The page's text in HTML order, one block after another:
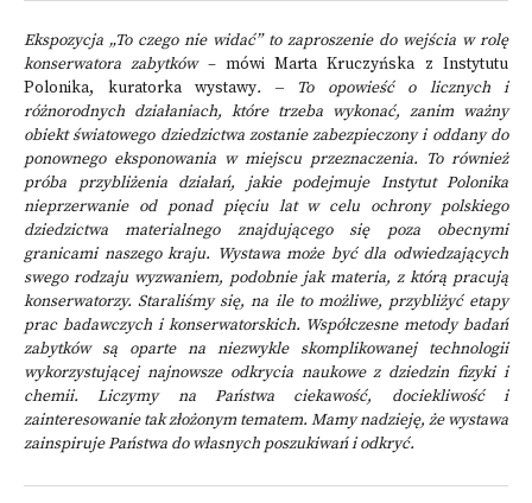
Ekspozycja „To czego nie widać” to zaproszenie do wejścia w rolę
konserwatora zabytków– mówi Marta Kruczyńska z Instytutu
Polonika, kuratorka wystawy. ‒To opowieść o licznych i
różnorodnych działaniach, które trzeba wykonać, zanim ważny
obiekt światowego dziedzictwa zostanie zabezpieczony i oddany do
ponownego eksponowania w miejscu przeznaczenia. To również
próba przybliżenia działań, jakie podejmuje Instytut Polonika
nieprzerwanie od ponad pięciu lat w celu ochrony polskiego
dziedzictwa materialnego znajdującego się poza obecnymi
granicami naszego kraju. Wystawa może być dla odwiedzających
swego rodzaju wyzwaniem, podobnie jak materia, z którą pracują
konserwatorzy. Staraliśmy się, na ile to możliwe, przybliżyć etapy
prac badawczych i konserwatorskich. Współczesne metody badań
zabytków są oparte na niezwykle skomplikowanej technologii
wykorzystującej najnowsze odkrycia naukowe z dziedzin fizyki i
chemii. Liczymy na Państwa ciekawość, dociekliwość i
zainteresowanie tak złożonym tematem. Mamy nadzieję, że wystawa
zainspiruje Państwa do własnych poszukiwań i odkryć.